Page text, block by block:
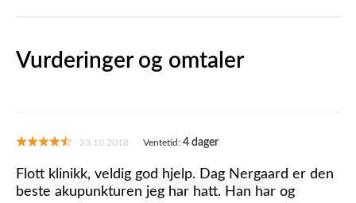
Vurderinger og omtaler
23.10.2018 Ventetid: 4 dager
Flott klinikk, veldig god hjelp. Dag Nergaard er den
beste akupunkturen jeg har hatt. Han har og